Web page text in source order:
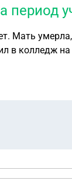
период